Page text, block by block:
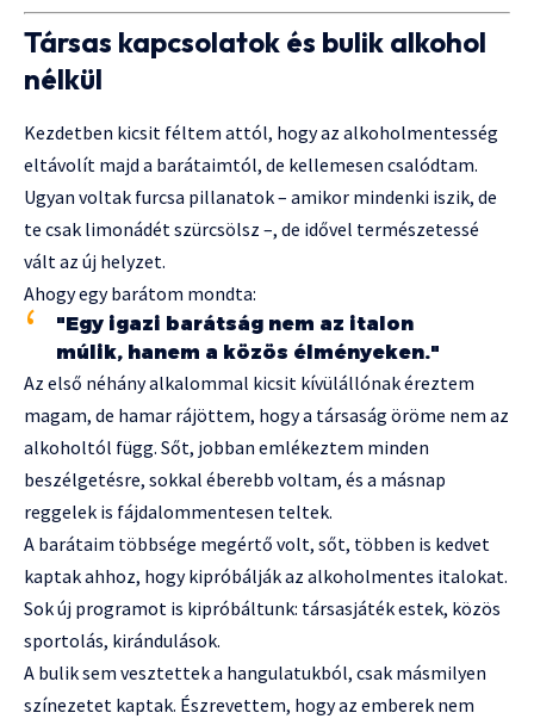
Társas kapcsolatok és bulik alkohol
nélkül
Kezdetben kicsit féltem attól, hogy az alkoholmentesség
eltávolít majd a barátaimtól, de kellemesen csalódtam.
Ugyan voltak furcsa pillanatok – amikor mindenki iszik, de
te csak limonádét szürcsölsz –, de idővel természetessé
vált az új helyzet.
Ahogy egy barátom mondta:
"Egy igazi barátság nem az italon
múlik, hanem a közös élményeken."
Az első néhány alkalommal kicsit kívülállónak éreztem
magam, de hamar rájöttem, hogy a társaság öröme nem az
alkoholtól függ. Sőt, jobban emlékeztem minden
beszélgetésre, sokkal éberebb voltam, és a másnap
reggelek is fájdalommentesen teltek.
A barátaim többsége megértő volt, sőt, többen is kedvet
kaptak ahhoz, hogy kipróbálják az alkoholmentes italokat.
Sok új programot is kipróbáltunk: társasjáték estek, közös
sportolás, kirándulások.
A bulik sem vesztettek a hangulatukból, csak másmilyen
színezetet kaptak. Észrevettem, hogy az emberek nem